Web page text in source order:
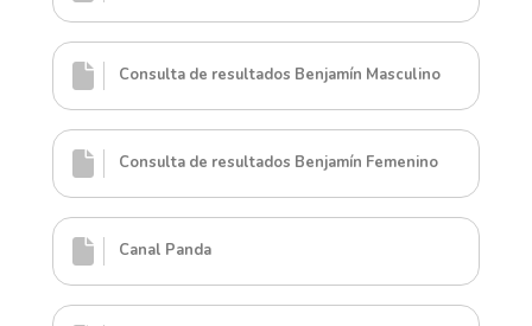
Consulta de resultados Benjamín Masculino
Consulta de resultados Benjamín Femenino
Canal Panda